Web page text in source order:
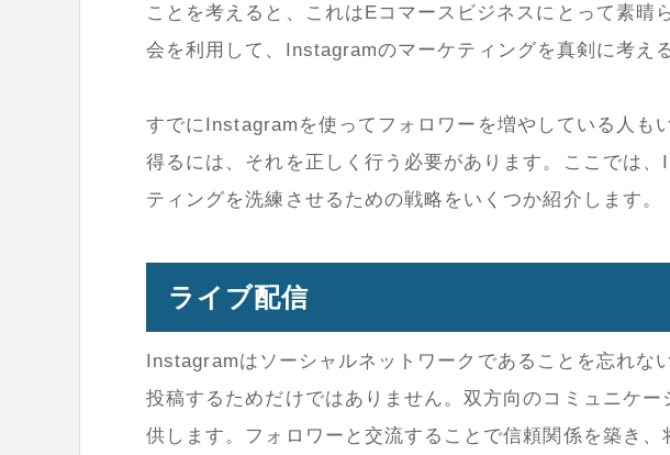
ことを考えると、これはEコマースビジネスにとって素晴
会を利用して、 Instagramのマーケティングを真剣に考え
すでに Instagram を使ってフォロワーを増やしている人も
得るには、それを正しく行う必要があります。ここでは、
ティングを洗練させるための戦略をいくつか紹介します。
ライブ配信
Instagramはソーシャルネットワークであることを忘れな
投稿するためだけではありません。双方向のコミュニケ
供します。フォロワーと交流することで信頼関係を築き、